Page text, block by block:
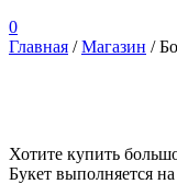
0
Главная /Магазин /
Хотите купить
Букет выполняется